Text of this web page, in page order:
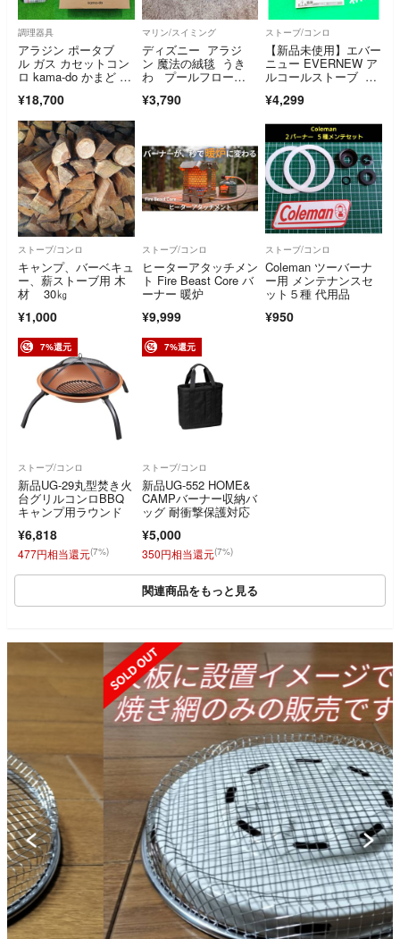
調理器具
アラジン ポータブ
ル ガス カセットコン
ロ kama-do かまど イ
¥18,700
マリン/スイミング
ディズニー アラジ
ン 魔法の絨毯 うき
わ プールフロー
¥3,790
ストーブ/コンロ
【新品未使用】エバー
ニュー EVERNEW ア
ルコールストーブ ス
¥4,299
ストーブ/コンロ
キャンプ、バーベキュ
ー、薪ストーブ用 木
材 30㎏
¥1,000
ストーブ/コンロ
ヒーターアタッチメン
ト Fire Beast Core バ
ーナー 暖炉
¥9,999
ストーブ/コンロ
Coleman ツーバーナ
ー用 メンテナンスセ
ット５種 代用品
¥950
7%還元
ストーブ/コンロ
新品UG-29丸型焚き火
台グリルコンロBBQ
キャンプ用ラウンド
¥6,818
477円相当還元(7%)
7%還元
ストーブ/コンロ
新品UG-552 HOME&
CAMPバーナー収納バ
ッグ 耐衝撃保護対応
¥5,000
350円相当還元(7%)
関連商品をもっと見る
SOLD OUT